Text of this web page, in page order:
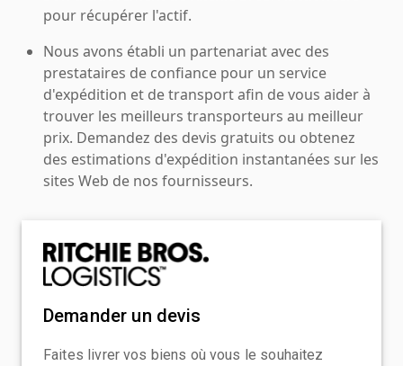
pour récupérer l'actif.
Nous avons établi un partenariat avec des
prestataires de confiance pour un service
d'expédition et de transport afin de vous aider à
trouver les meilleurs transporteurs au meilleur
prix. Demandez des devis gratuits ou obtenez
des estimations d'expédition instantanées sur les
sites Web de nos fournisseurs.
Demander un devis
Faites livrer vos biens où vous le souhaitez